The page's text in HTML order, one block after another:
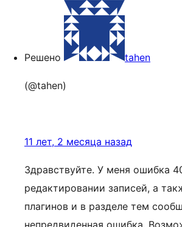
Решено tahen
(@tahen)
11 лет, 2 месяца назад
Здравствуйте. У меня ошибка
редактировании записей, а
плагинов и в разделе тем
непредвиденная ошибка.